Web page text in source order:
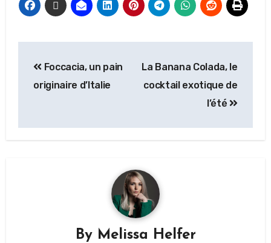
Foccacia, un pain
originaire d’Italie
La Banana Colada, le
cocktail exotique de
l’été
By Melissa Helfer